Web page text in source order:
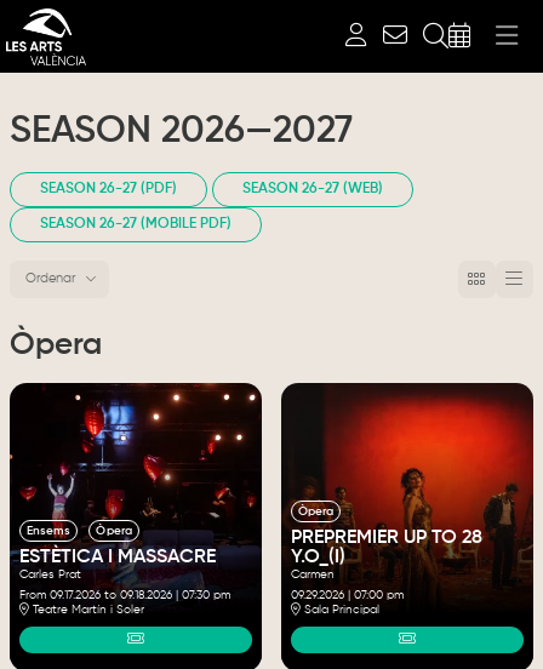
SEASON 2026—2027
SEASON 26-27 (PDF) SEASON 26-27 (WEB)
SEASON 26-27 (MOBILE PDF)
Ordenar
Òpera
Ensems Òpera
ESTÈTICA I MASSACRE
Carles Prat
From 09.17.2026to 09.18.2026| 07:30 pm
Teatre Martín i Soler
Òpera
PREPREMIER UP TO 28
Y.O_(I)
Carmen
09.29.2026| 07:00 pm
Sala Principal